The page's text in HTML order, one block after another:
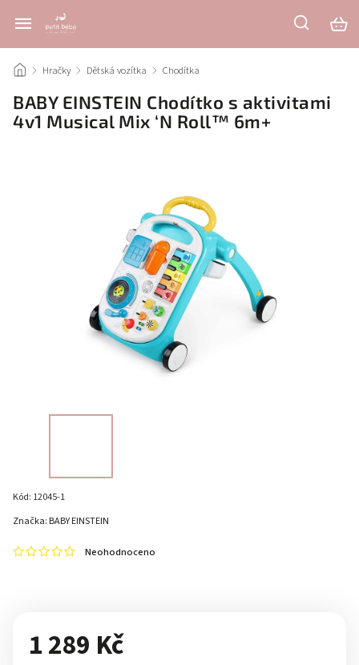
/ Hračky / Dětská vozítka / Chodítka
BABY EINSTEIN Chodítko s aktivitami
4v1 Musical Mix ‘N Roll™ 6m+
Kód: 12045-1
Neohodnoceno
Značka: BABY EINSTEIN
1 289 Kč